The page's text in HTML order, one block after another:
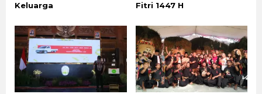
Keluarga
Fitri 1447 H